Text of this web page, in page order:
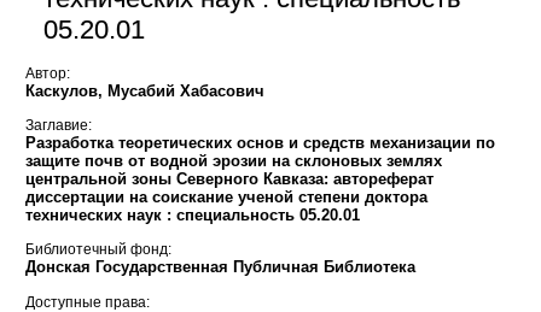
05.20.01
Автор:
Каскулов, Мусабий Хабасович
Заглавие:
Разработка теоретических основ и средств механизации по
защите почв от водной эрозии на склоновых землях
центральной зоны Северного Кавказа: автореферат
диссертации на соискание ученой степени доктора
технических наук : специальность 05.20.01
Библиотечный фонд:
Донская Государственная Публичная Библиотека
Доступные права: